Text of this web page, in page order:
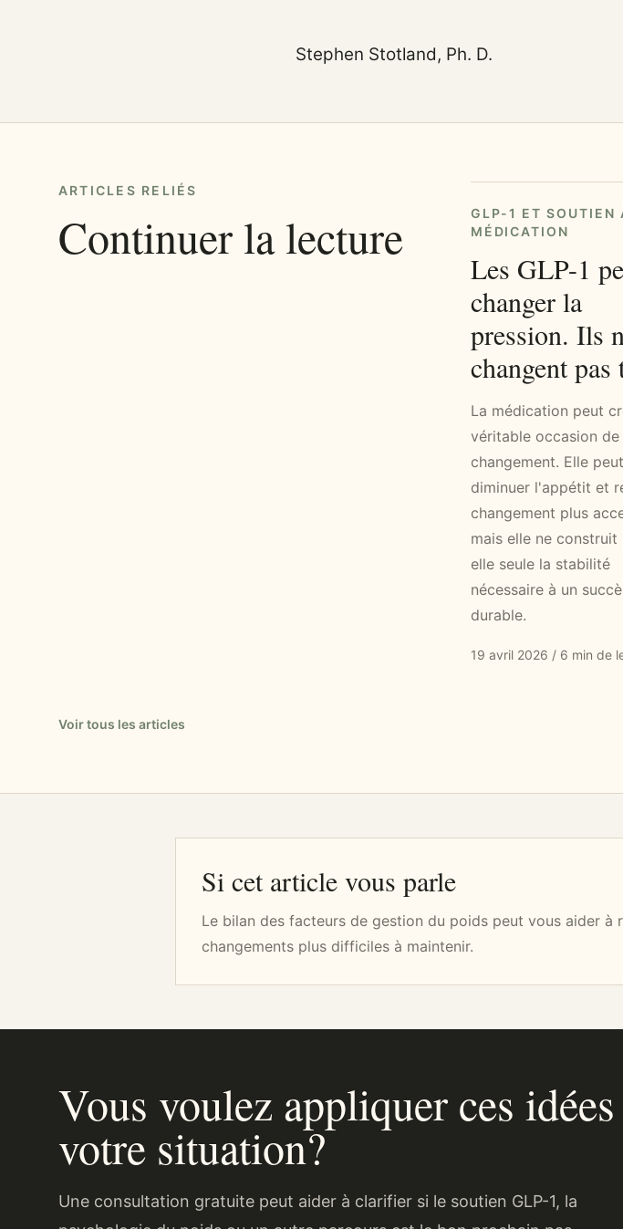
Stephen Stotland, Ph. D.
ARTICLES RELIÉS
Continuer la lecture
GLP-1 ET SOUTIEN
MÉDICATION
Les GLP-1
changer la
pression. Ils
changent pas
La médication peut
véritable occasion de
changement. Elle peut
diminuer l'appétit et
changement plus
mais elle ne construit
elle seule la stabilité
nécessaire à un
durable.
19 avril 2026 / 6 min de
Voir tous les articles
Si cet article vous parle
Le bilan des facteurs de gestion du poids peut vous aider à
changements plus difficiles à maintenir.
Vous voulez appliquer ces
votre situation?
Une consultation gratuite peut aider à clarifier si le soutien GLP-1, la